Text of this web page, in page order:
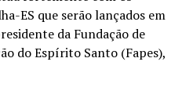
ES que serão lançados em
da Fundação de
do Espírito Santo (Fapes),